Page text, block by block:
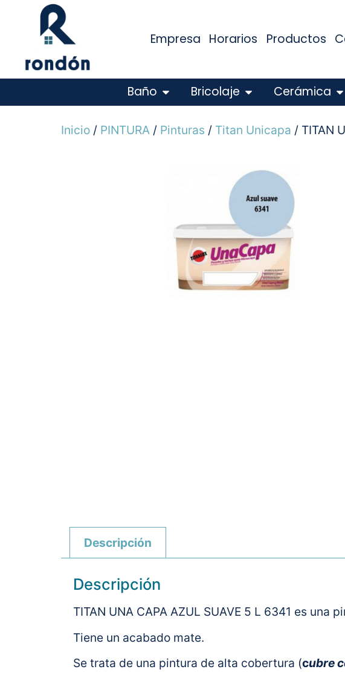
Empresa Horarios Productos
Baño Bricolaje Cerámica
Inicio/ PINTURA/ Pinturas / Titan Unicapa / TITAN
Descripción
Descripción
TITAN UNA CAPA AZUL SUAVE 5 L 6341 es
Tiene un acabado mate.
Se trata de una pintura de alta cobertura (cubre